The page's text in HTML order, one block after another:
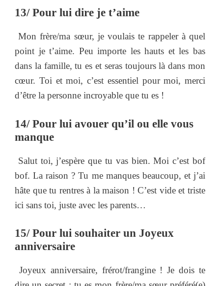
13/ Pour lui dire je t’aime
Mon frère/ma sœur, je voulais te rappeler à quel
point je t’aime. Peu importe les hauts et les bas
dans la famille, tu es et seras toujours là dans mon
cœur. Toi et moi, c’est essentiel pour moi, merci
d’être la personne incroyable que tu es !
14/ Pour lui avouer qu’il ou elle vous
manque
Salut toi, j’espère que tu vas bien. Moi c’est bof
bof. La raison ? Tu me manques beaucoup, et j’ai
hâte que tu rentres à la maison ! C’est vide et triste
ici sans toi, juste avec les parents…
15/ Pour lui souhaiter un Joyeux
anniversaire
Joyeux anniversaire, frérot/frangine ! Je dois te